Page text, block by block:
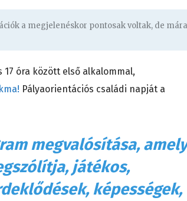
a megjelenéskor pontosak voltak, de mára
17 óra között első alkalommal,
Pályaorientációs családi napját a
megvalósítása, amely
játékos,
képességek,